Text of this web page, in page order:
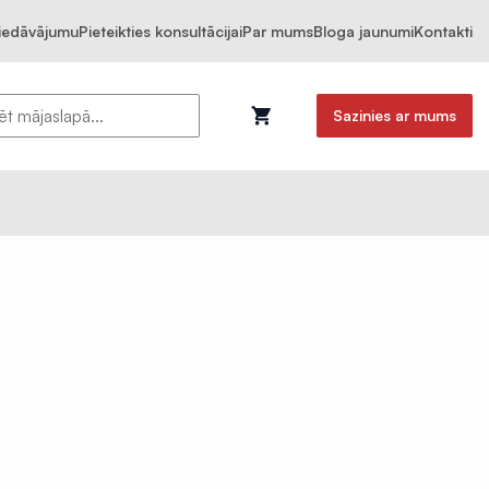
Pieteikties konsultācijaiPar mumsBloga jaunumiKontakti
Sazinies ar mums